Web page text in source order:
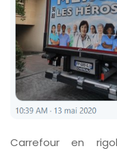
Carrefour en